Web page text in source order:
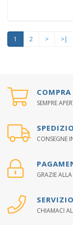
1 2 >
>|
SEMPRE
CONSEGNE
GRAZIE
CHIAMACI